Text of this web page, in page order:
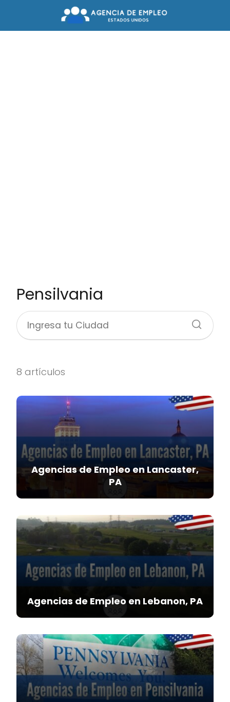
Pensilvania
8 artículos
Agencias de Empleo en Lancaster,
PA
Agencias de Empleo en Lebanon, PA